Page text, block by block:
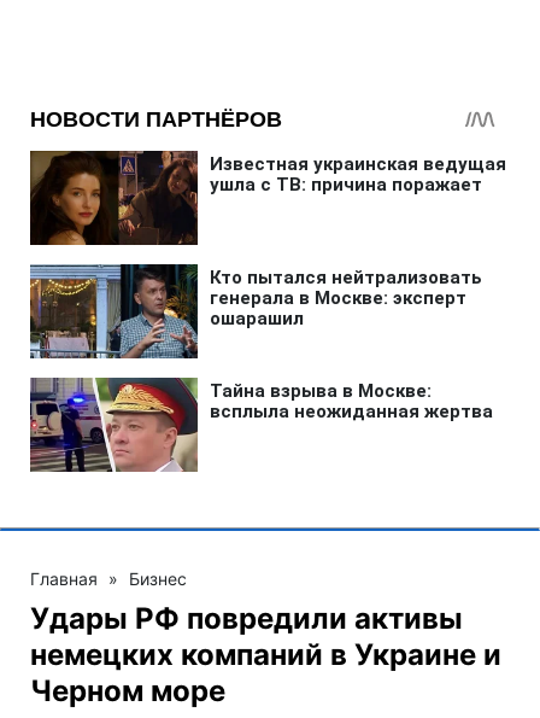
Главная » Бизнес
Удары РФ повредили активы
немецких компаний в Украине и
Черном море